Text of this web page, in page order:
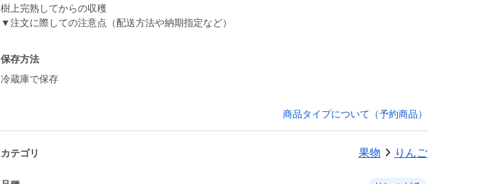
樹上完熟してからの収穫
▼注文に際しての注意点（配送方法や納期指定など）
保存方法
冷蔵庫で保存
商品タイプについて（予約商品）
カテゴリ 果物 りんご